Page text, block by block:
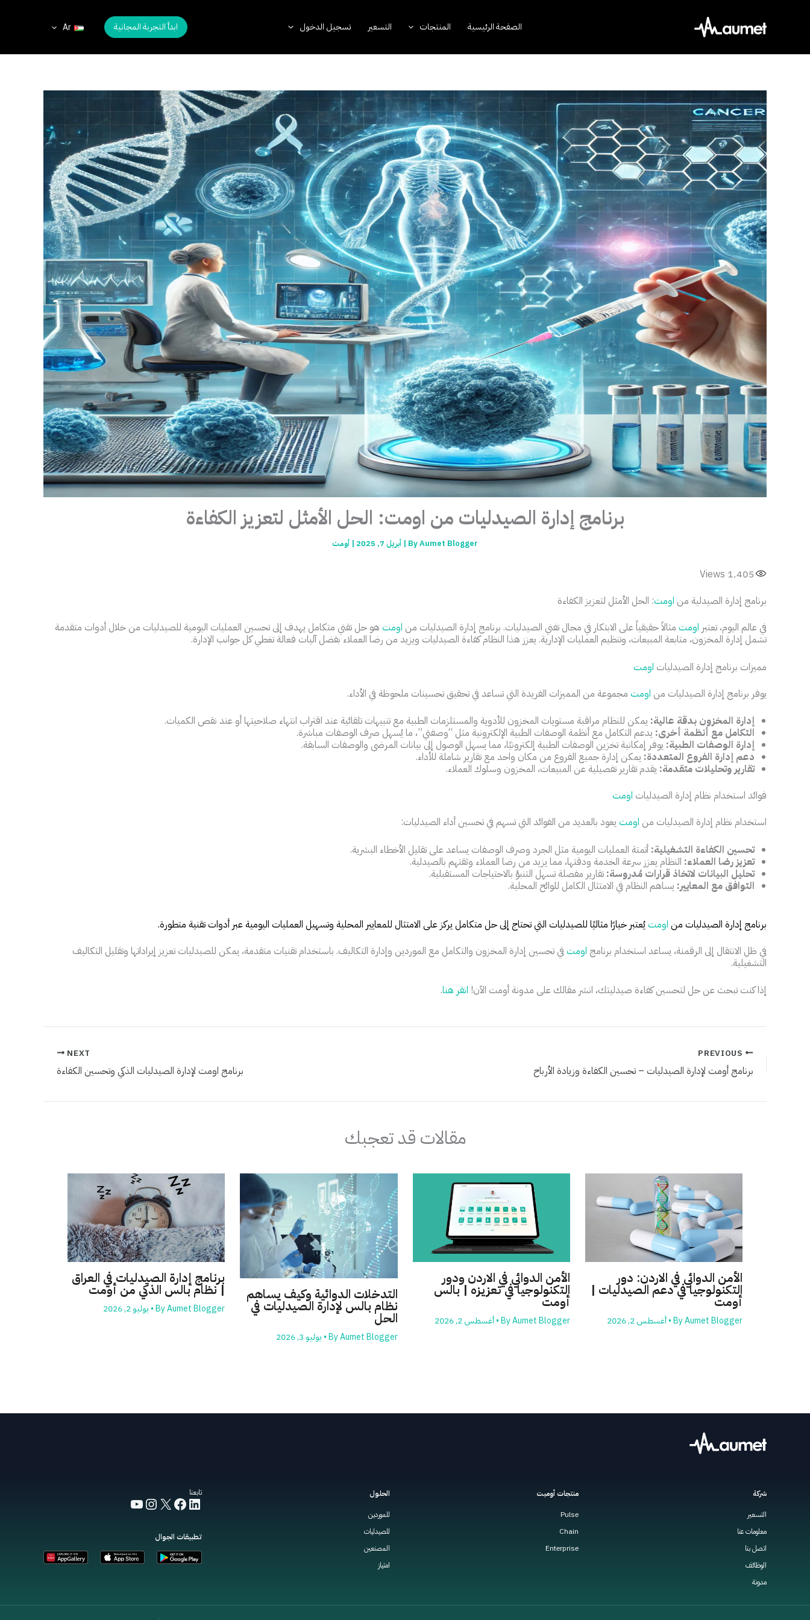
الصفحة الرئيسية المنتجات التسعير تسجيل الدخول ابدأ التجربة المجانية Ar
برنامج إدارة الصيدليات من اومت: الحل الأمثل لتعزيز الكفاءة
ByAumet Blogger
| أبريل 7, 2025 | أومت
1٬405
برنامج إدارة الصيدلية من اومت: الحل الأمثل لتعزيز الكفاءة
في عالم اليوم، تعتبر اومت مثالاً حقيقياً على الابتكار في مجال تفني الصيدليات. برنامج إدارة الصيدليات من اومت هو حل تقني متكامل يهدف إلى تحسين العمليات اليومية للصيدليات من خلال أدوات متقدمة
تشمل إدارة المخزون، متابعة المبيعات، وتنظيم العمليات الإدارية. يعزز هذا النظام كفاءة الصيدليات ويزيد من رضا العملاء بفضل آليات فعالة تغطي كل جوانب الإدارة.
مميزات برنامج إدارة الصيدليات اومت
يوفر برنامج إدارة الصيدليات من اومت مجموعة من المميزات الفريدة التي تساعد في تحقيق تحسينات ملحوظة في الأداء.
إدارة المخزون بدقة عالية: يمكن للنظام مراقبة مستويات المخزون للأدوية والمستلزمات الطبية مع تنبيهات تلقائية عند اقتراب انتهاء صلاحيتها أو عند نقص الكميات.
التكامل مع أنظمة أخرى: يدعم التكامل مع أنظمة الوصفات الطبية الإلكترونية مثل “وصفتي”، ما يُسهل صرف الوصفات مباشرة.
إدارة الوصفات الطبية: يوفر إمكانية تخزين الوصفات الطبية إلكترونيًا، مما يسهل الوصول إلى بيانات المرضى والوصفات السابقة.
دعم إدارة الفروع المتعددة: يمكن إدارة جميع الفروع من مكان واحد مع تقارير شاملة للأداء.
تقارير وتحليلات متقدمة: يقدم تقارير تفصيلية عن المبيعات، المخزون وسلوك العملاء.
فوائد استخدام نظام إدارة الصيدليات اومت
استخدام نظام إدارة الصيدليات من اومت يعود بالعديد من الفوائد التي تسهم في تحسين أداء الصيدليات:
تحسين الكفاءة التشغيلية: أتمتة العمليات اليومية مثل الجرد وصرف الوصفات يساعد على تقليل الأخطاء البشرية.
تعزيز رضا العملاء: النظام يعزز سرعة الخدمة ودقتها، مما يزيد من رضا العملاء وثقتهم بالصيدلية.
تحليل البيانات لاتخاذ قرارات مُدروسة: تقارير مفصلة تسهل التنبؤ بالاحتياجات المستقبلية.
التوافق مع المعايير: يساهم النظام في الامتثال الكامل للوائح المحلية.
برنامج إدارة الصيدليات من اومت يُعتبر خيارًا مثاليًا للصيدليات التي تحتاج إلى حل متكامل يركز على الامتثال للمعايير المحلية وتسهيل العمليات اليومية عبر أدوات تقنية متطورة.
في ظل الانتقال إلى الرقمنة، يساعد استخدام برنامج اومت في تحسين إدارة المخزون والتكامل مع الموردين وإدارة التكاليف. باستخدام تقنيات متقدمة، يمكن للصيدليات تعزيز إيراداتها وتقليل التكاليف
التشغيلية.
إذا كنت تبحث عن حل لتحسين كفاءة صيدليتك، انشر مقالك على مدونة أومت الآن! انقر هنا.
برنامج أومت لإدارة الصيدليات – تحسين الكفاءة وزيادة الأرباح
NEXT
برنامج اومت لإدارة الصيدليات الذكي وتحسين الكفاءة
مقالات قد تعجبك
الأمن الدوائي في الاردن: دور
التكنولوجيا في دعم الصيدليات |
أومت
ByAumet Blogger
•أغسطس 2, 2026
الأمن الدوائي في الاردن ودور
التكنولوجيا في تعزيزه | بالس
أومت
ByAumet Blogger
•أغسطس 2, 2026
التدخلات الدوائية وكيف يساهم
نظام بالس لإدارة الصيدليات في
الحل
ByAumet Blogger
• يوليو 3, 2026
برنامج إدارة الصيدليات في العراق
| نظام بالس الذكي من أومت
ByAumet Blogger
• يوليو 2, 2026
شركة
التسعير
معلومات عنا
اتصل بنا
الوظائف
مدونة
منتجات أوميت
Pulse
Chain
Enterprise
الحلول
للموردين
للصيدليات
المصنعين
امتياز
تابعنا
LinkedIn
Facebook
X
Instagram
YouTube
تطبيقات الجوال